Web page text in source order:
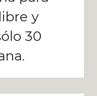
y
30